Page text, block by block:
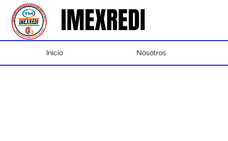
IMEXREDI
IMEXREDI
Inicio Nosotros